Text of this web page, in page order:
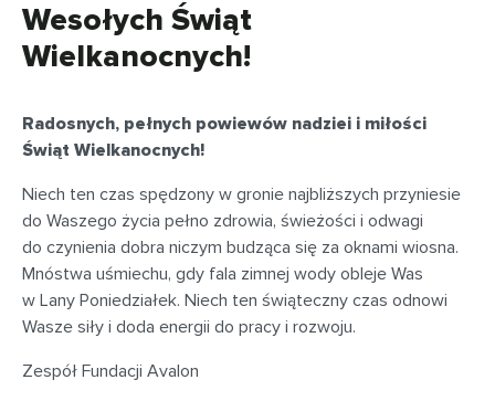
Wesołych Świąt
Wielkanocnych!
Radosnych, pełnych powiewów nadziei i miłości
Świąt Wielkanocnych!
Niech ten czas spędzony w gronie najbliższych przyniesie
do Waszego życia pełno zdrowia, świeżości i odwagi
do czynienia dobra niczym budząca się za oknami wiosna.
Mnóstwa uśmiechu, gdy fala zimnej wody obleje Was
w Lany Poniedziałek. Niech ten świąteczny czas odnowi
Wasze siły i doda energii do pracy i rozwoju.
Zespół Fundacji Avalon